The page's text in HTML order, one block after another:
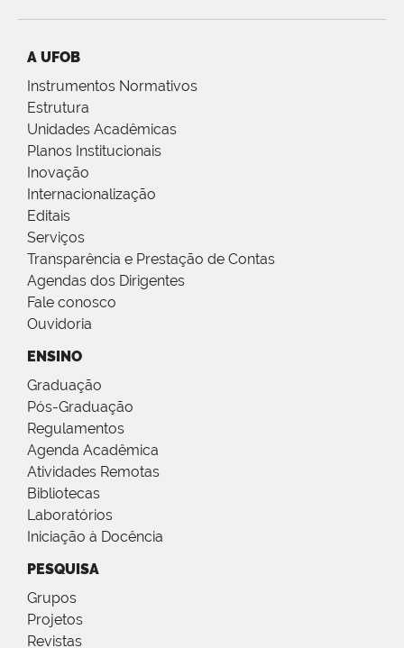
A UFOB
Instrumentos Normativos
Estrutura
Unidades Acadêmicas
Planos Institucionais
Inovação
Internacionalização
Editais
Serviços
Transparência e Prestação de Contas
Agendas dos Dirigentes
Fale conosco
Ouvidoria
ENSINO
Graduação
Pós-Graduação
Regulamentos
Agenda Acadêmica
Atividades Remotas
Bibliotecas
Laboratórios
Iniciação à Docência
PESQUISA
Grupos
Projetos
Revistas